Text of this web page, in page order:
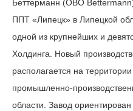
Беттерманн (OBO
ППТ «Липецк» в Липецкой
одной из крупнейших и
Холдинга. Новый
располагается на
промышленно-
области. Завод